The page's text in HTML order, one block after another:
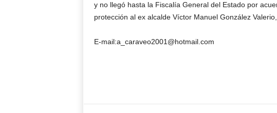
y no llegó hasta la Fiscalía General del Estado por
protección al ex alcalde Víctor Manuel González
E-mail:a_caraveo2001@hotmail.com